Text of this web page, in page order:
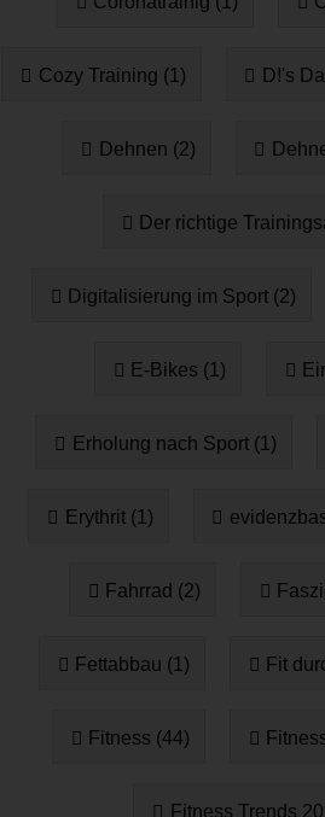
Cozy Training (1) D!'s
Dehnen (2)
Der richtige
Digitalisierung im Sport (2)
E-Bikes (1)
Erholung nach Sport (1)
Erythrit (1)
Fahrrad (2)
Fettabbau (1) Fit
Fitness (44)
Fitness Trends